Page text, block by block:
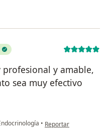
profesional y amable,
sea muy efectivo
• en opinión del usuario
Reportar